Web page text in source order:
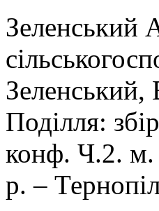
Зеленський
Зеленський,
Поділля:
конф. Ч.2. м.
р. –